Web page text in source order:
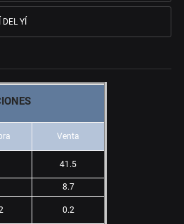
YÍ
Venta
41.5
8.7
0.2